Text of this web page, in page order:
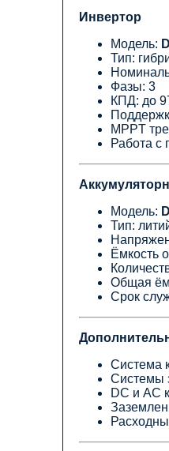
Инвертор
Модель:
Тип:
Фазы: 3
КПД: до
MPPT
Работа с
Модель:
Тип:
Ёмкость
Общая
Срок
Система
Системы
DC и AC